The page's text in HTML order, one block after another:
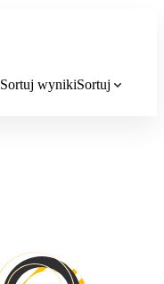
Sortuj wynikiSortuj